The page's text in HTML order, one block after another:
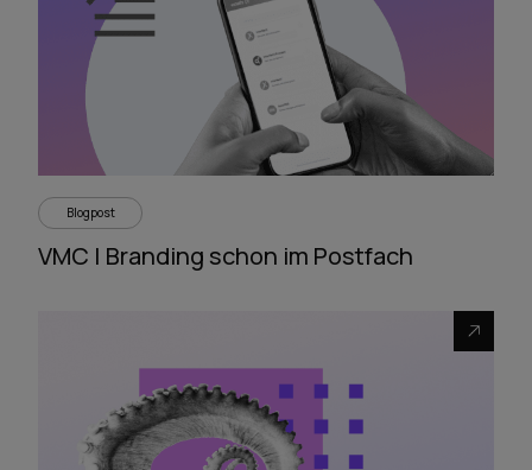
Blogpost
VMC | Branding schon im Postfach